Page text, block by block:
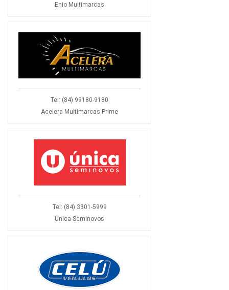
Enio Multimarcas
Tel: (84) 99180-9180
Acelera Multimarcas Prime
Tel: (84) 3301-5999
Única Seminovos